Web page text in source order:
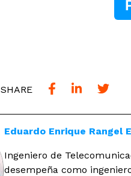
SHARE
Eduardo Enrique Rangel
Ingeniero de
desempeña como